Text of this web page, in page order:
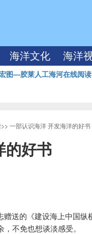
海洋文化 海洋
图—胶莱人工海河在线阅读
>> 一部认识海洋 开发海洋的好书
的好书
送的《建设海上中国
不免也想谈淡感受。